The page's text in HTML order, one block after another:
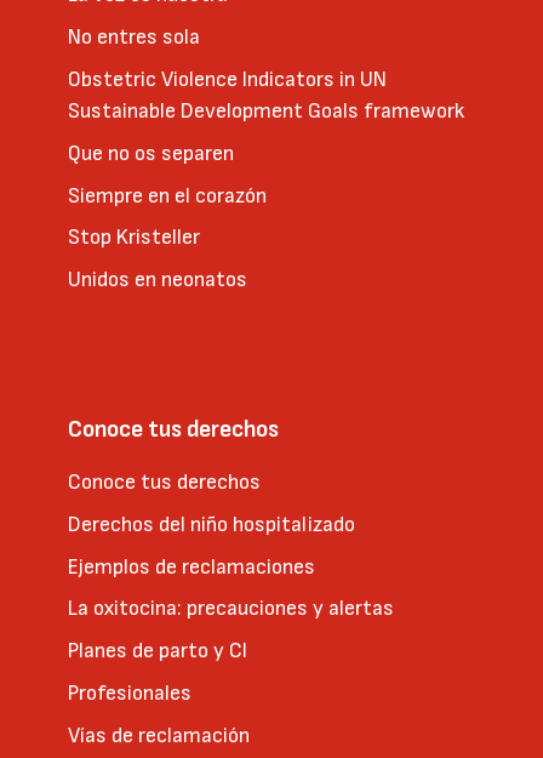
No entres sola
Obstetric Violence Indicators in UN
Sustainable Development Goals framework
Que no os separen
Siempre en el corazón
Stop Kristeller
Unidos en neonatos
Conoce tus derechos
Conoce tus derechos
Derechos del niño hospitalizado
Ejemplos de reclamaciones
La oxitocina: precauciones y alertas
Planes de parto y CI
Profesionales
Vías de reclamación